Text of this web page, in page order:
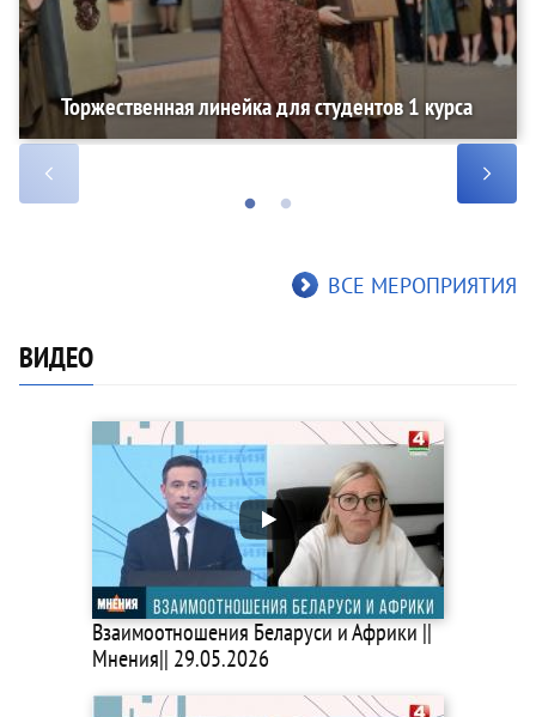
Торжественная линейка для студентов 1 курса
ВСЕ МЕРОПРИЯТИЯ
ВИДЕО
Взаимоотношения Беларуси и Африки ||
Мнения|| 29.05.2026